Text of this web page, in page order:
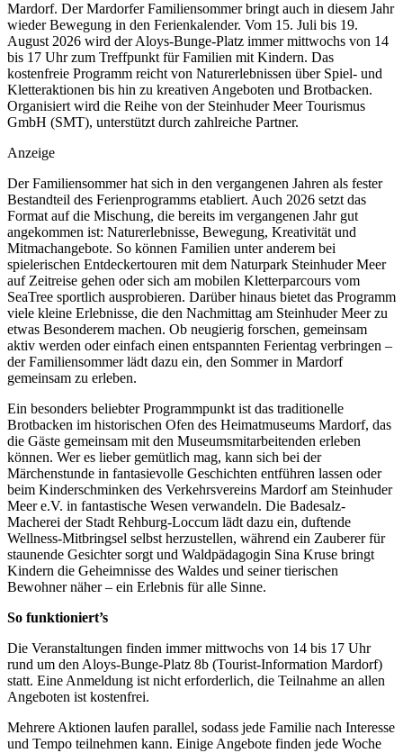
Mardorf. Der Mardorfer Familiensommer bringt auch in diesem Jahr
wieder Bewegung in den Ferienkalender. Vom 15. Juli bis 19.
August 2026 wird der Aloys-Bunge-Platz immer mittwochs von 14
bis 17 Uhr zum Treffpunkt für Familien mit Kindern. Das
kostenfreie Programm reicht von Naturerlebnissen über Spiel- und
Kletteraktionen bis hin zu kreativen Angeboten und Brotbacken.
Organisiert wird die Reihe von der Steinhuder Meer Tourismus
GmbH (SMT), unterstützt durch zahlreiche Partner.
Anzeige
Der Familiensommer hat sich in den vergangenen Jahren als fester
Bestandteil des Ferienprogramms etabliert. Auch 2026 setzt das
Format auf die Mischung, die bereits im vergangenen Jahr gut
angekommen ist: Naturerlebnisse, Bewegung, Kreativität und
Mitmachangebote. So können Familien unter anderem bei
spielerischen Entdeckertouren mit dem Naturpark Steinhuder Meer
auf Zeitreise gehen oder sich am mobilen Kletterparcours vom
SeaTree sportlich ausprobieren. Darüber hinaus bietet das Programm
viele kleine Erlebnisse, die den Nachmittag am Steinhuder Meer zu
etwas Besonderem machen. Ob neugierig forschen, gemeinsam
aktiv werden oder einfach einen entspannten Ferientag verbringen –
der Familiensommer lädt dazu ein, den Sommer in Mardorf
gemeinsam zu erleben.
Ein besonders beliebter Programmpunkt ist das traditionelle
Brotbacken im historischen Ofen des Heimatmuseums Mardorf, das
die Gäste gemeinsam mit den Museumsmitarbeitenden erleben
können. Wer es lieber gemütlich mag, kann sich bei der
Märchenstunde in fantasievolle Geschichten entführen lassen oder
beim Kinderschminken des Verkehrsvereins Mardorf am Steinhuder
Meer e.V. in fantastische Wesen verwandeln. Die Badesalz-
Macherei der Stadt Rehburg-Loccum lädt dazu ein, duftende
Wellness-Mitbringsel selbst herzustellen, während ein Zauberer für
staunende Gesichter sorgt und Waldpädagogin Sina Kruse bringt
Kindern die Geheimnisse des Waldes und seiner tierischen
Bewohner näher – ein Erlebnis für alle Sinne.
So funktioniert’s
Die Veranstaltungen finden immer mittwochs von 14 bis 17 Uhr
rund um den Aloys-Bunge-Platz 8b (Tourist-Information Mardorf)
statt. Eine Anmeldung ist nicht erforderlich, die Teilnahme an allen
Angeboten ist kostenfrei.
Mehrere Aktionen laufen parallel, sodass jede Familie nach Interesse
und Tempo teilnehmen kann. Einige Angebote finden jede Woche